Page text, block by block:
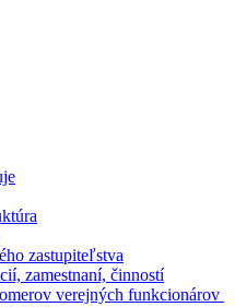
zastupiteľstva
zamestnaní, činností
verejných funkcionárov